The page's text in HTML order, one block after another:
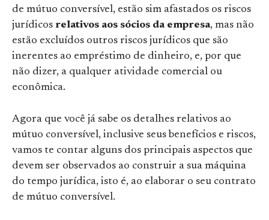
de mútuo conversível, estão sim afastados os riscos
jurídicos relativos aos sócios da empresa, mas não
estão excluídos outros riscos jurídicos que são
inerentes ao empréstimo de dinheiro, e, por que
não dizer, a qualquer atividade comercial ou
econômica.
Agora que você já sabe os detalhes relativos ao
mútuo conversível, inclusive seus benefícios e riscos,
vamos te contar alguns dos principais aspectos que
devem ser observados ao construir a sua máquina
do tempo jurídica, isto é, ao elaborar o seu contrato
de mútuo conversível.